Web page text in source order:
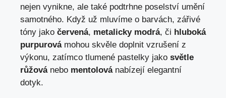
nejen vynikne, ale také podtrhne poselství umění
samotného. Když už mluvíme o barvách, zářivé
tóny jako červená, metalicky modrá, či hluboká
purpurovámohou skvěle doplnit vzrušení z
výkonu, zatímco tlumené pastelky jako světle
růžovánebo mentolovánabízejí elegantní
dotyk.